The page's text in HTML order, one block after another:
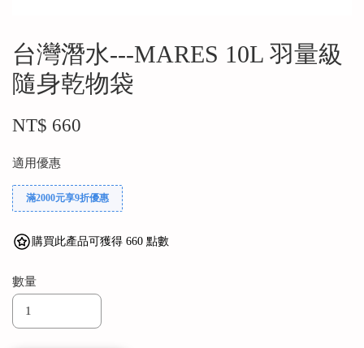
台灣潛水---MARES‭ ‬10L ⽻量級
隨⾝乾物袋
NT$ 660
適用優惠
滿2000元享9折優惠
購買此產品可獲得 660 點數
數量